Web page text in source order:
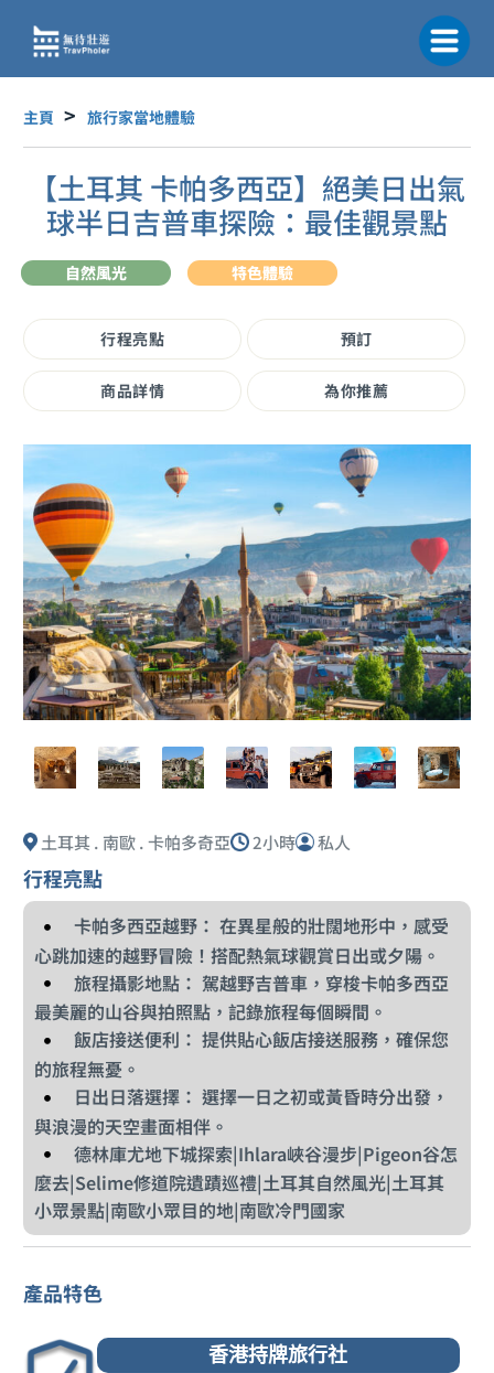
要
主頁 旅行家當地體驗
【土耳其 卡帕多西亞】絕美日出氣
球半日吉普車探險：最佳觀景點
自然風光 特色體驗
行程亮點 預訂
商品詳情 為你推薦
土耳其 . 南歐 . 卡帕多奇亞 2小時 私人
行程亮點
卡帕多西亞越野： 在異星般的壯闊地形中，感受
心跳加速的越野冒險！搭配熱氣球觀賞日出或夕陽。
旅程攝影地點： 駕越野吉普車，穿梭卡帕多西亞
最美麗的山谷與拍照點，記錄旅程每個瞬間。
飯店接送便利： 提供貼心飯店接送服務，確保您
的旅程無憂。
日出日落選擇： 選擇一日之初或黃昏時分出發，
與浪漫的天空畫面相伴。
德林庫尤地下城探索|Ihlara峽谷漫步|Pigeon谷怎
麼去|Selime修道院遺蹟巡禮|土耳其自然風光|土耳其
小眾景點|南歐小眾目的地|南歐冷門國家
產品特色
香港持牌旅行社